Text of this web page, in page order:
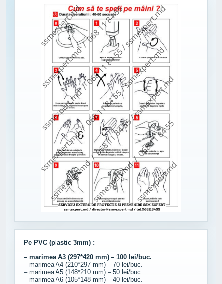
Pe PVC (plastic 3mm) :
– marimea A3 (297*420 mm) – 100 lei/buc.
– marimea A4 (210*297 mm) – 70 lei/buc.
– marimea A5 (148*210 mm) – 50 lei/buc.
– marimea A6 (105*148 mm) – 40 lei/buc.